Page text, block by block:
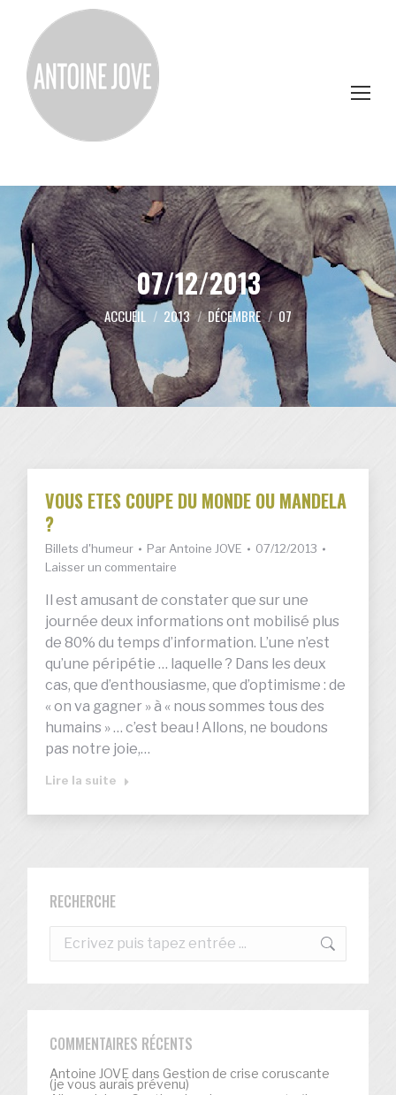
07/12/2013
Vous êtes ici :
ACCUEIL 2013 DÉCEMBRE 07
VOUS ETES COUPE DU MONDE OU MANDELA
?
Billets d'humeur Par Antoine JOVE
07/12/2013
Laisser un commentaire
Il est amusant de constater que sur une
journée deux informations ont mobilisé plus
de 80% du temps d’information. L’une n’est
qu’une péripétie … laquelle ? Dans les deux
cas, que d’enthousiasme, que d’optimisme : de
« on va gagner » à « nous sommes tous des
humains » … c’est beau ! Allons, ne boudons
pas notre joie,…
Lire la suite
RECHERCHE
Recherche
COMMENTAIRES RÉCENTS
Antoine JOVE dans Gestion de crise coruscante
(je vous aurais prévenu)